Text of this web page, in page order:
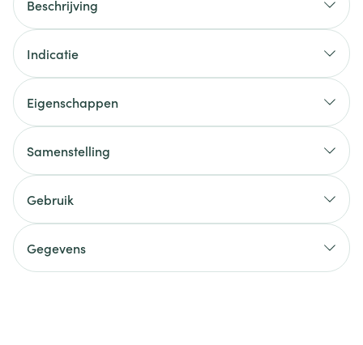
Beschrijving
Indicatie
Eigenschappen
Samenstelling
Gebruik
Gegevens